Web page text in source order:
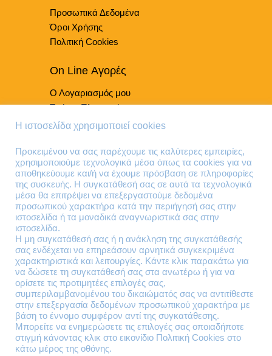
Προσωπικά Δεδομένα
Όροι Χρήσης
Πολιτική Cookies
On Line Αγορές
Ο Λογαριασμός μου
Τρόποι Πληρωμής
Τρόποι Παράδοσης
Τηλέφωνα Επικοινωνίας
210 41 13 636
210 41 13 280
Διεύθυνση
Θηβών 220
Άγιος Ιωάννης
Ρέντης
Τ.Κ. 182 33
Email
contact@lazarakis.gr
Η ιστοσελίδα χρησιμοποιεί cookies
Προκειμένου να σας παρέχουμε τις καλύτερες εμπειρίες,
χρησιμοποιούμε τεχνολογικά μέσα όπως τα cookies για να
αποθηκεύουμε και/ή να έχουμε πρόσβαση σε πληροφορίες
της συσκευής. Η συγκατάθεσή σας σε αυτά τα τεχνολογικά
μέσα θα επιτρέψει να επεξεργαστούμε δεδομένα
προσωπικού χαρακτήρα κατά την περιήγησή σας στην
ιστοσελίδα ή τα μοναδικά αναγνωριστικά σας στην
ιστοσελίδα.
Η μη συγκατάθεσή σας ή η ανάκληση της συγκατάθεσής
σας ενδέχεται να επηρεάσουν αρνητικά συγκεκριμένα
χαρακτηριστικά και λειτουργίες. Κάντε κλικ παρακάτω για
να δώσετε τη συγκατάθεσή σας στα ανωτέρω ή για να
ορίσετε τις προτιμητέες επιλογές σας,
συμπεριλαμβανομένου του δικαιώματός σας να αντιτίθεστε
στην επεξεργασία δεδομένων προσωπικού χαρακτήρα με
βάση το έννομο συμφέρον αντί της συγκατάθεσης.
Μπορείτε να ενημερώσετε τις επιλογές σας οποιαδήποτε
στιγμή κάνοντας κλικ στο εικονίδιο Πολιτική Cookies στο
κάτω μέρος της οθόνης.